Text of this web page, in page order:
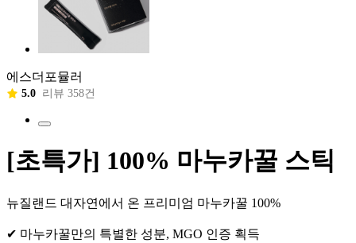
에스더포뮬러
5.0 리뷰 358건
[초특가] 100% 마누카꿀 스틱
뉴질랜드 대자연에서 온 프리미엄 마누카꿀 100%
✔ 마누카꿀만의 특별한 성분, MGO 인증 획득